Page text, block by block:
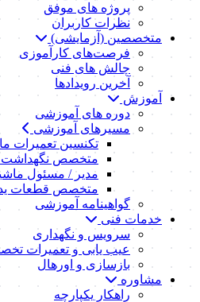
پروژه های موفق
نظرات کاربران
متخصصین (آزمایشی)
فرصت‌های کارآموزی
چالش های فنی
آخرین رویدادها
آموزش
دوره های آموزشی
مسیرهای آموزشی
تکنسین تعمیرات
متخصص نگهداشت
مدیر / مسئول
متخصص قطعات
گواهینامه آموزشی
خدمات فنی
سرویس و نگهداری
عیب یابی و تعمیرات
بازسازی و اورهال
مشاوره
راهکار یکپارچه